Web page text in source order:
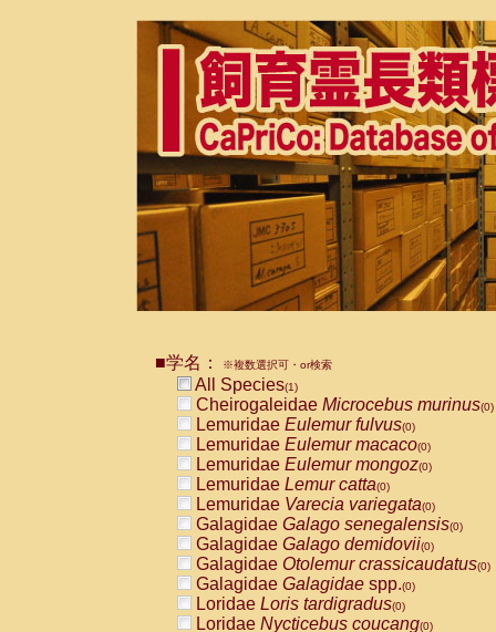
■学名： ※複数選択可・or検索
All Species(1)
Cheirogaleidae Microcebus murinus(0)
Lemuridae Eulemur fulvus(0)
Lemuridae Eulemur macaco(0)
Lemuridae Eulemur mongoz(0)
Lemuridae Lemur catta(0)
Lemuridae Varecia variegata(0)
Galagidae Galago senegalensis(0)
Galagidae Galago demidovii(0)
Galagidae Otolemur crassicaudatus(0)
Galagidae Galagidae spp.(0)
Loridae Loris tardigradus(0)
Loridae Nycticebus coucang(0)